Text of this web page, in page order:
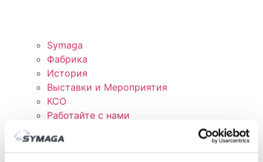
Symaga
Фабрика
История
Выставки и Мероприятия
КСО
Работайте с нами
СКАЧАТЬ